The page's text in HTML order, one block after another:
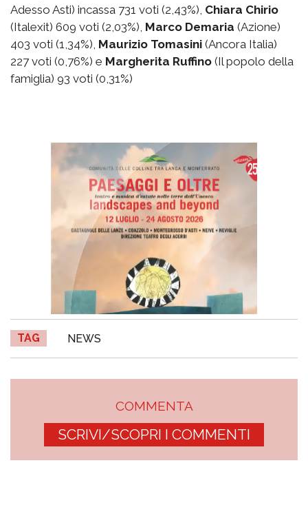
Adesso Asti) incassa 731 voti (2,43%), Chiara Chirio
(Italexit) 609 voti (2,03%), Marco Demaria (Azione)
403 voti (1,34%), Maurizio Tomasini (Ancora Italia)
227 voti (0,76%) e Margherita Ruffino (Il popolo della
famiglia) 93 voti (0,31%)
TAG NEWS
COMMENTA
SCRIVI/SCOPRI I COMMENTI